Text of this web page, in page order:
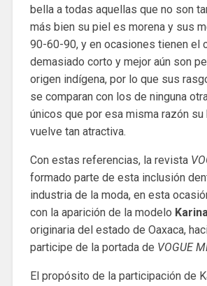
bella a todas aquellas que no son
más bien su piel es morena y sus
90-60-90, y en ocasiones tienen el
demasiado corto y mejor aún son
origen indígena, por lo que sus
se comparan con los de ninguna
únicos que por esa misma razón
vuelve tan atractiva.
Con estas referencias, la revista
formado parte de esta inclusión
industria de la moda, en esta
con la aparición de la modelo
originaria del estado de Oaxaca,
participe de la portada de VOGUE
El propósito de la participación de